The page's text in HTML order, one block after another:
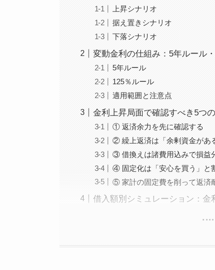
上昇シナリオ
据え置きシナリオ
下落シナリオ
変動金利の仕組み：5年ルール
5年ルール
125％ルール
適用範囲と注意点
金利上昇局面で確認すべき5つ
① 返済余力を先に確認する
② 繰上返済は「余剰資金があ
③ 借換えは諸費用込みで損益
④ 固定化は「安心を買う」と
⑤ 家計の固定費を削って返済
借入額別シミュレーション：金